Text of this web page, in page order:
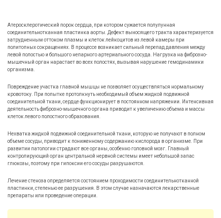
Атеросклеротический порок сердца, при котором сужается полулунная
соединительнотканная пластинка аорты. Дефект выносящего тракта характеризуется
затрудненным оттоком плазмы и клеток лейкоцитов из левой камеры при
политопных сокращениях. В процессе возникает сильный перепад давления между
левой полостью и большого непарного артериального сосуда. Нагрузка на фиброзно-
мышечный орган нарастает во всех полостях, вызывая нарушение гемодинамики
организма.
Повреждение участка главной мышцы не позволяет осуществляться нормальному
кровотоку. При попытке протолкнуть необходимый объем жидкой подвижной
соединительной ткани, сердце функционирует в постоянном напряжении. Интенсивная
деятельность фиброзно-мышечного органа приводит к увеличению объема и массы
клеток левого полостного образования.
Нехватка жидкой подвижной соединительной ткани, которую не получают в полном
объеме сосуды, приводит к пониженному содержанию кислорода в организме. При
развитии патологии страдают все органы, особенно головной мозг. Главный
контролирующий орган центральной нервной системы имеет небольшой запас
глюкозы, поэтому при гипоксии его сосуды разрушаются.
Лечение стеноза определяется состоянием проходимости соединительнотканной
пластинки, степенью ее разрушения. В этом случае назначаются лекарственные
препараты или проведение операции.